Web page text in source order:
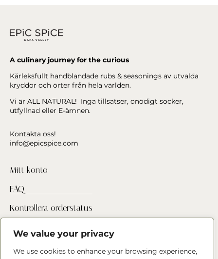
We value your privacy
We use cookies to enhance your browsing experience,
A culinary journey for the curious
Kärleksfullt handblandade rubs & seasonings av utvalda
kryddor och örter från hela världen.
Vi är ALL NATURAL! Inga tillsatser, onödigt socker,
utfyllnad eller E-ämnen.
Kontakta oss!
info@epicspice.com
Mitt konto
FAQ
Kontrollera orderstatus
Hitta butik
Kontakta oss